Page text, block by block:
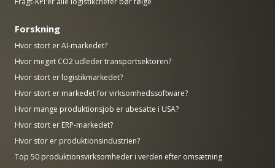
Forskning
Hvor stort er AI-markedet?
Hvor meget CO2 udleder transportsektoren?
Hvor stort er logistikmarkedet?
Hvor stort er markedet for virksomhedssoftware?
Hvor mange produktionsjob er ubesatte i USA?
Hvor stort er ERP-markedet?
Hvor stor er produktionsindustrien?
Top 50 produktionsvirksomheder i verden efter omsætning